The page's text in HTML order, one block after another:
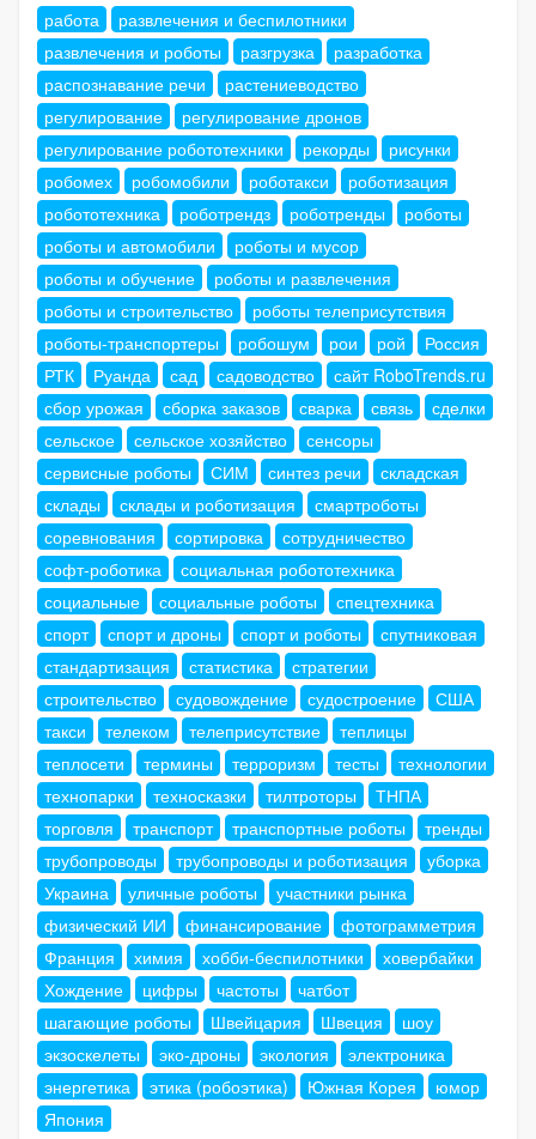
работа
развлечения и беспилотники
развлечения и роботы
разгрузка
разработка
распознавание речи
растениеводство
регулирование
регулирование дронов
регулирование робототехники
рекорды
рисунки
робомех
робомобили роботакси
роботизация
робототехника
роботрендз роботренды
роботы
роботы и автомобили
роботы и мусор
роботы и обучение
роботы и развлечения
роботы и строительство
роботы телеприсутствия
роботы-транспортеры
робошум рои рой
Россия
РТК
Руанда сад садоводство
сайт RoboTrends.ru
сбор урожая
сборка заказов сварка связь
сделки
сельское
сельское хозяйство
сенсоры
сервисные роботы
СИМ синтез речи
складская
склады
склады и роботизация
смартроботы
соревнования
сортировка
сотрудничество
софт-роботика
социальная робототехника
социальные
социальные роботы
спецтехника
спорт
спорт и дроны спорт и роботы
спутниковая
стандартизация
статистика
стратегии
строительство
судовождение судостроение
США
такси
телеком телеприсутствие
теплицы
теплосети
термины терроризм тесты
технологии
технопарки
техносказки тилтроторы
ТНПА
торговля
транспорт транспортные роботы
тренды
трубопроводы
трубопроводы и роботизация
уборка
Украина
уличные роботы
участники рынка
физический ИИ
финансирование
фотограмметрия
Франция
химия хобби-беспилотники
ховербайки
Хождение
цифры частоты
чатбот
шагающие роботы
Швейцария Швеция
шоу
экзоскелеты
эко-дроны экология
электроника
энергетика
этика (робоэтика) Южная Корея
юмор
Япония